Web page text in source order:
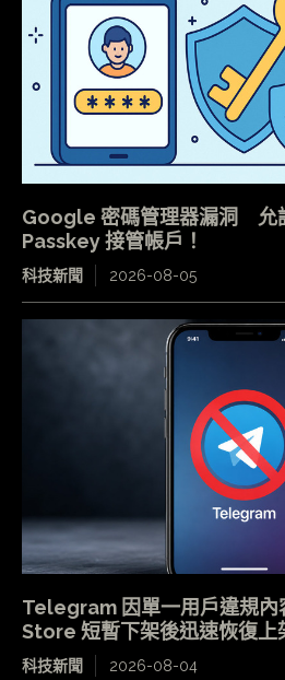
Google 密碼管理器漏洞 允
Passkey 接管帳戶！
科技新聞 2026-08-05
Telegram 因單一用戶違規
Store 短暫下架後迅速恢復上
科技新聞 2026-08-04